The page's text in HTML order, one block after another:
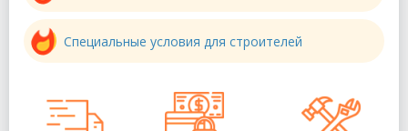
Специальные условия для строителей